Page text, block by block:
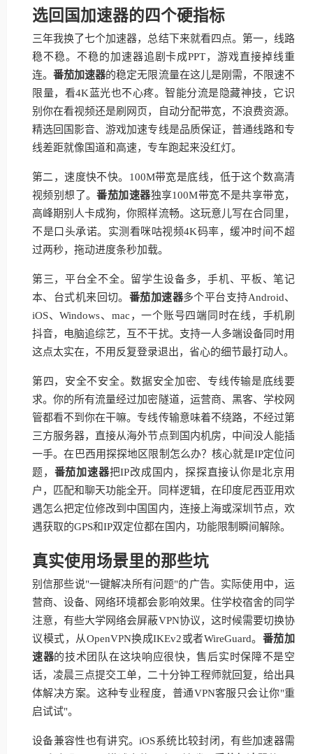
选回国加速器的四个硬指标
三年我换了七个加速器，总结下来就看四点。第一，线路
稳不稳。不稳的加速器追剧卡成PPT，游戏直接掉线重
连。番茄加速器的稳定无限流量在这儿是刚需，不限速不
限量，看4K蓝光也不心疼。智能分流是隐藏神技，它识
别你在看视频还是刷网页，自动分配带宽，不浪费资源。
精选回国影音、游戏加速专线是品质保证，普通线路和专
线差距就像国道和高速，专车跑起来没红灯。
第二，速度快不快。100M带宽是底线，低于这个数高清
视频别想了。番茄加速器独享100M带宽不是共享带宽，
高峰期别人卡成狗，你照样流畅。这玩意儿写在合同里，
不是口头承诺。实测看咪咕视频4K码率，缓冲时间不超
过两秒，拖动进度条秒加载。
第三，平台全不全。留学生设备多，手机、平板、笔记
本、台式机来回切。 番茄加速器多个平台支持Android、
iOS、Windows、mac，一个账号四端同时在线，手机刷
抖音，电脑追综艺，互不干扰。支持一人多端设备同时用
这点太实在，不用反复登录退出，省心的细节最打动人。
第四，安全不安全。数据安全加密、专线传输是底线要
求。你的所有流量经过加密隧道，运营商、黑客、学校网
管都看不到你在干嘛。专线传输意味着不绕路，不经过第
三方服务器，直接从海外节点到国内机房，中间没人能插
一手。在巴西用探探地区限制怎么办？核心就是IP定位问
题， 番茄加速器把IP改成国内，探探直接认你是北京用
户，匹配和聊天功能全开。同样逻辑，在印度尼西亚用欢
遇怎么把定位修改到中国国内，连接上海或深圳节点，欢
遇获取的GPS和IP双定位都在国内，功能限制瞬间解除。
真实使用场景里的那些坑
别信那些说"一键解决所有问题"的广告。实际使用中，运
营商、设备、网络环境都会影响效果。住学校宿舍的同学
注意，有些大学网络会屏蔽VPN协议，这时候需要切换协
议模式，从OpenVPN换成IKEv2或者WireGuard。 番茄加
速器的技术团队在这块响应很快，售后实时保障不是空
话，凌晨三点提交工单，二十分钟工程师就回复，给出具
体解决方案。这种专业程度，普通VPN客服只会让你"重
启试试"。
设备兼容性也有讲究。iOS系统比较封闭，有些加速器需